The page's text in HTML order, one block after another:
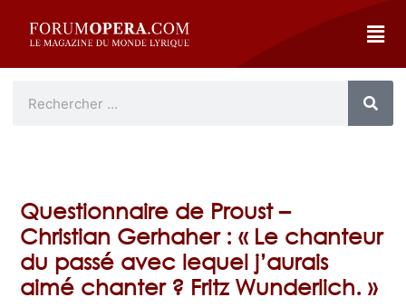
Questionnaire de Proust –
Christian Gerhaher : « Le chanteur
du passé avec lequel j’aurais
aimé chanter ? Fritz Wunderlich. »